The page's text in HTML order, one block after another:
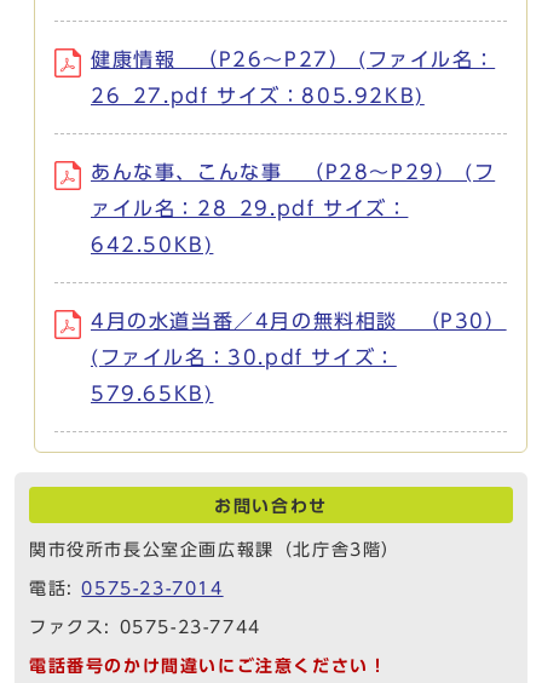
健康情報 （P26～P27） (ファイル名：
26_27.pdf サイズ：805.92KB)
あんな事、こんな事 （P28～P29） (フ
ァイル名：28_29.pdf サイズ：
642.50KB)
4月の水道当番／4月の無料相談 （P30）
(ファイル名：30.pdf サイズ：
579.65KB)
お問い合わせ
関市役所市長公室企画広報課（北庁舎3階）
電話:0575-23-7014
ファクス: 0575-23-7744
電話番号のかけ間違いにご注意ください！